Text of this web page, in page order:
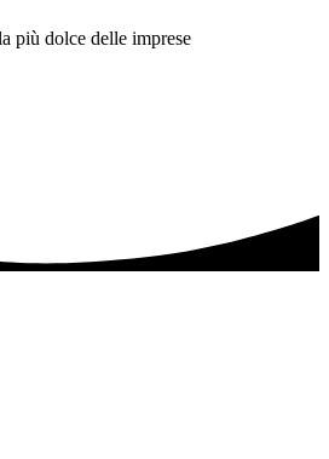
più dolce delle imprese